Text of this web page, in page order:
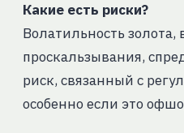
Какие есть риски?
Волатильность
проскальзывания,
риск, связанный с
особенно если это